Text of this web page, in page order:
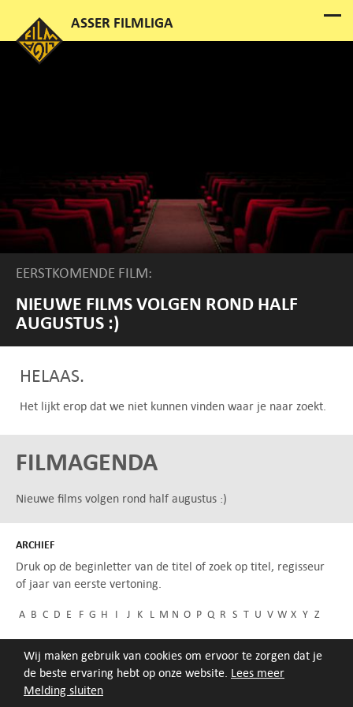
Melding sluiten
Wij maken gebruik van cookies om ervoor te zorgen dat je
de beste ervaring hebt op onze website. Lees meer
EERSTKOMENDE FILM:
NIEUWE FILMS VOLGEN ROND HALF
AUGUSTUS :)
HELAAS.
Het lijkt erop dat we niet kunnen vinden waar je naar zoekt.
FILMAGENDA
Nieuwe films volgen rond half augustus :)
ARCHIEF
Druk op de beginletter van de titel of zoek op titel, regisseur
of jaar van eerste vertoning.
A B C D E F G H I J K L M N O P Q R S T U V W X Y Z